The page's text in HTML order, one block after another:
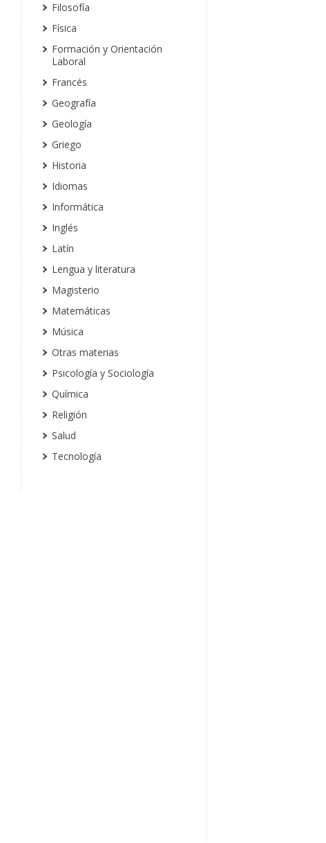
Filosofía
Física
Formación y Orientación
Laboral
Francés
Geografía
Geología
Griego
Historia
Idiomas
Informática
Inglés
Latín
Lengua y literatura
Magisterio
Matemáticas
Música
Otras materias
Psicología y Sociología
Química
Religión
Salud
Tecnología